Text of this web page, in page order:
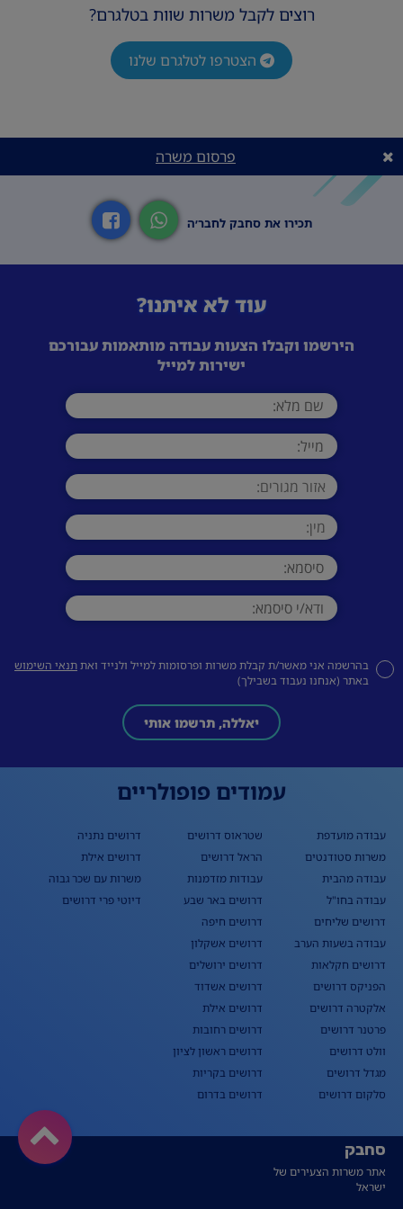
רוצים לקבל משרות שוות בטלגרם?
הצטרפו לטלגרם שלנו
פרסום משרה
תכירו את סחבק לחבר׳ה
עוד לא איתנו?
הירשמו וקבלו הצעות עבודה מותאמות עבורכם
ישירות למייל
בהרשמה אני מאשר/ת קבלת משרות ופרסומות למייל ולנייד ואתתנאי השימוש
באתר (אנחנו נעבוד בשבילך)
יאללה, תרשמו אותי
עמודים פופולריים
עבודה מועדפת
משרות סטודנטים
עבודה מהבית
עבודה בחו"ל
דרושים שליחים
עבודה בשעות הערב
דרושים חקלאות
הפניקס דרושים
אלקטרה דרושים
פרטנר דרושים
וולט דרושים
מגדל דרושים
סלקום דרושים
שטראוס דרושים
הראל דרושים
עבודות מזדמנות
דרושים באר שבע
דרושים חיפה
דרושים אשקלון
דרושים ירושלים
דרושים אשדוד
דרושים אילת
דרושים רחובות
דרושים ראשון לציון
דרושים בקריות
דרושים בדרום
דרושים נתניה
דרושים אילת
משרות עם שכר גבוה
דיוטי פרי דרושים
סחבק
אתר משרות הצעירים של
ישראל